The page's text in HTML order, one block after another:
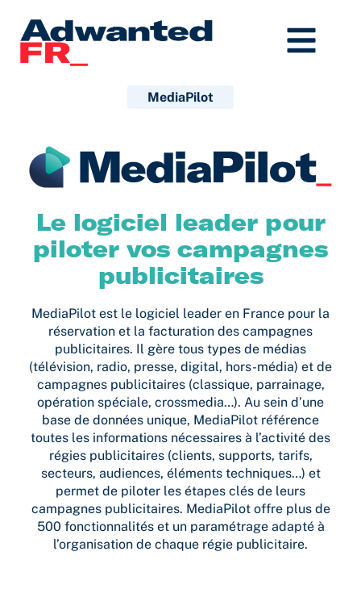
contenu
MediaPilot
Le logiciel leader pour
piloter vos campagnes
publicitaires
MediaPilot est le logiciel leader en France pour la
réservation et la facturation des campagnes
publicitaires. Il gère tous types de médias
(télévision, radio, presse, digital, hors-média) et de
campagnes publicitaires (classique, parrainage,
opération spéciale, crossmedia…). Au sein d’une
base de données unique, MediaPilot référence
toutes les informations nécessaires à l’activité des
régies publicitaires (clients, supports, tarifs,
secteurs, audiences, éléments techniques…) et
permet de piloter les étapes clés de leurs
campagnes publicitaires. MediaPilot offre plus de
500 fonctionnalités et un paramétrage adapté à
l’organisation de chaque régie publicitaire.